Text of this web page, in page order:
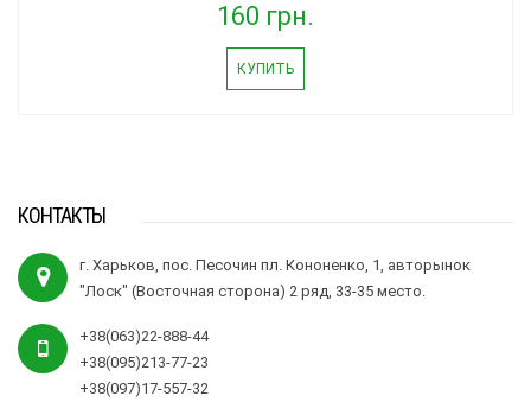
160 грн.
КУПИТЬ
КОНТАКТЫ
г. Харьков, пос. Песочин пл. Кононенко, 1, авторынок
"Лоск" (Восточная сторона) 2 ряд, 33-35 место.
+38(063)22-888-44
+38(095)213-77-23
+38(097)17-557-32